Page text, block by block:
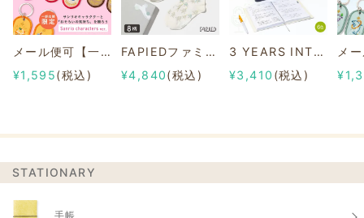
メール便可【一部店舗限定】2/8b PAIR KEY RING Sanrio characters ver.
¥1,595(税込)
FAPIEDファミリーソックスセット 総柄
¥4,840(税込)
3 YEARS INTERVIEW DIARY
¥3,410 (税込)
STATIONARY
手帳